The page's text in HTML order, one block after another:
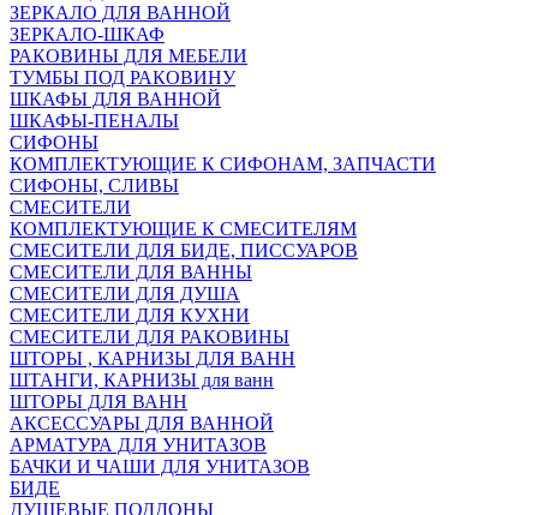
ЗЕРКАЛО ДЛЯ ВАННОЙ
ЗЕРКАЛО-ШКАФ
РАКОВИНЫ ДЛЯ МЕБЕЛИ
ТУМБЫ ПОД РАКОВИНУ
ШКАФЫ ДЛЯ ВАННОЙ
ШКАФЫ-ПЕНАЛЫ
СИФОНЫ
КОМПЛЕКТУЮЩИЕ К СИФОНАМ, ЗАПЧАСТИ
СИФОНЫ, СЛИВЫ
СМЕСИТЕЛИ
КОМПЛЕКТУЮЩИЕ К СМЕСИТЕЛЯМ
СМЕСИТЕЛИ ДЛЯ БИДЕ, ПИССУАРОВ
СМЕСИТЕЛИ ДЛЯ ВАННЫ
СМЕСИТЕЛИ ДЛЯ ДУША
СМЕСИТЕЛИ ДЛЯ КУХНИ
СМЕСИТЕЛИ ДЛЯ РАКОВИНЫ
ШТОРЫ , КАРНИЗЫ ДЛЯ ВАНН
ШТАНГИ, КАРНИЗЫ для ванн
ШТОРЫ ДЛЯ ВАНН
АКСЕССУАРЫ ДЛЯ ВАННОЙ
АРМАТУРА ДЛЯ УНИТАЗОВ
БАЧКИ И ЧАШИ ДЛЯ УНИТАЗОВ
БИДЕ
ДУШЕВЫЕ ПОДДОНЫ